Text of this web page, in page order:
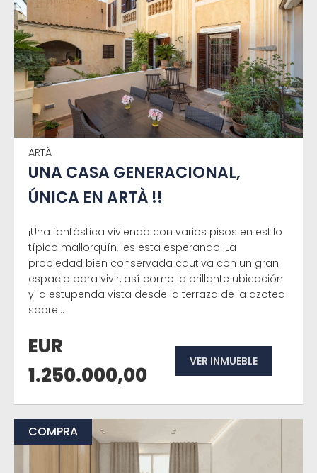
ARTÀ
UNA CASA GENERACIONAL,
ÚNICA EN ARTÀ !!
¡Una fantástica vivienda con varios pisos en estilo
típico mallorquín, les esta esperando! La
propiedad bien conservada cautiva con un gran
espacio para vivir, así como la brillante ubicación
y la estupenda vista desde la terraza de la azotea
sobre...
EUR
1.250.000,00
VER INMUEBLE
COMPRA